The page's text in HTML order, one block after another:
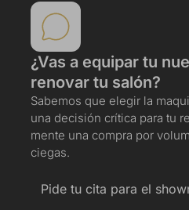
¿Vas a equipar tu
renovar tu salón?
Sabemos que elegir la
una decisión crítica para tu
mente una compra por
ciegas.
Pide tu cita para el